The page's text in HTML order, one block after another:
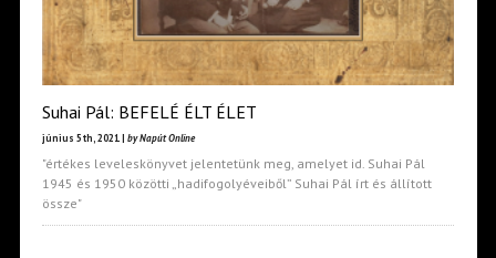
Suhai Pál: BEFELÉ ÉLT ÉLET
június 5th, 2021 | by Napút Online
"értékes leveleskönyvet jelentetünk meg, amelyet id. Suhai Pál
1945 és 1950 közötti „hadifogolyéveiből” Suhai Pál írt és állított
össze"